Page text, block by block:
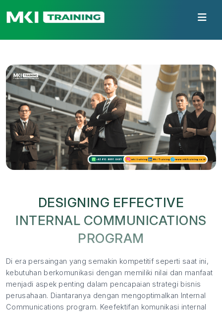
DESIGNING EFFECTIVE
INTERNAL COMMUNICATIONS
PROGRAM
Di era persaingan yang semakin kompetitif seperti saat ini,
kebutuhan berkomunikasi dengan memiliki nilai dan manfaat
menjadi aspek penting dalam pencapaian strategi bisnis
perusahaan. Diantaranya dengan mengoptimalkan Internal
Communications program. Keefektifan komunikasi internal